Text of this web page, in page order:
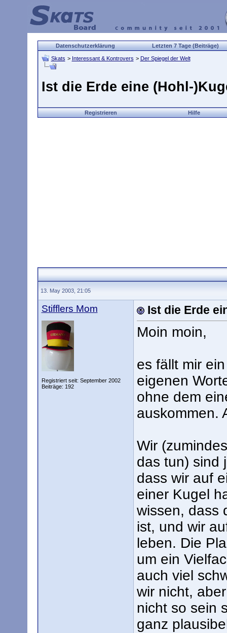
Datenschutzerklärung Letzten 7 Tage (Beiträge)
Skats > Interessant & Kontrovers > Der Spiegel der Welt
Ist die Erde eine (Hohl-
Registrieren Hilfe
13. May 2003, 21:05
Stifflers Mom
Registriert seit: September 2002
Beiträge: 192
Ist die Erde
Moin moin,
es fällt mir
eigenen
ohne dem
auskommen.
Wir
das tun) sind
dass wir auf
einer Kugel
wissen, dass
ist, und wir
leben. Die
um ein
auch viel
wir nicht,
nicht so sein
ganz